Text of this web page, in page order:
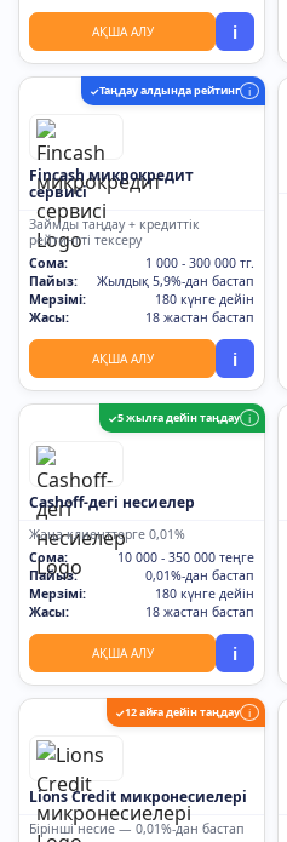
АҚША АЛУ i
✓Таңдау алдында рейтинг i
Fincash микрокредит
сервисі
Займды таңдау + кредиттік
рейтингті тексеру
Сома:
1 000 - 300 000 тг.
Пайыз:
Жылдық 5,9%-дан бастап
Мерзімі:
180 күнге дейін
Жасы:
18 жастан бастап
АҚША АЛУ i
✓5 жылға дейін таңдау i
Cashoff-дегі несиелер
Жаңа клиенттерге 0,01%
Сома:
10 000 - 350 000 теңге
Пайыз:
0,01%-дан бастап
Мерзімі:
180 күнге дейін
Жасы:
18 жастан бастап
АҚША АЛУ i
✓12 айға дейін таңдау i
Lions Credit микронесиелері
Бірінші несие — 0,01%-дан бастап